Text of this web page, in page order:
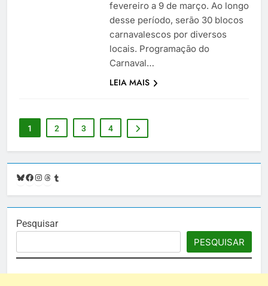
fevereiro a 9 de março. Ao longo
desse período, serão 30 blocos
carnavalescos por diversos
locais. Programação do
Carnaval…
LEIA MAIS
1 2 3 4
Bluesky
Facebook
Instagram
Threads
Pesquisar
PESQUISAR